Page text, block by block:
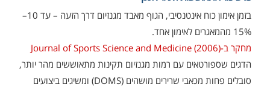
בזמן אימון כוח אינטנסיבי, הגוף מאבד מגנזיום דרך הזעה – עד 10–
15% מהמאגרים לאימון אחד.
מחקר ב-Journal of Sports Science and Medicine (2006)
הדגים שספורטאים עם רמות מגנזיום תקינות מתאוששים מהר יותר,
סובלים פחות מכאבי שרירים מושהים (DOMS) ומשיגים ביצועים